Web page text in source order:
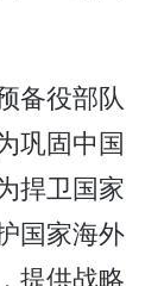
备役部队
巩固中国
捍卫国家
国家海外
提供战略